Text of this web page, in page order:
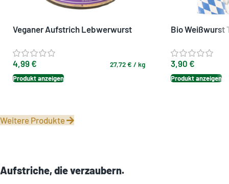
Veganer Aufstrich Lebwerwurst
Brotaufstrich aus Bayern
4,99 € 27,72€ /kg
Produkt anzeigen
Bio Weißwurst
Sojabohnen
3,90 €
Produkt anzeigen
Weitere Produkte
Aufstriche, die verzaubern.